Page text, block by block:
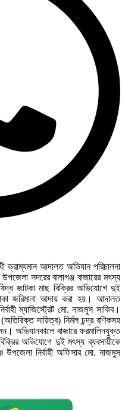
ভ্রাম্যমান আদালত অভিযান পরিচালনা
সদরের বালাগঞ্জ বাজারের মৎস্য
জাটকা মাছ বিক্রির অভিযোগে দুই
জরিমানা আদায় করা হয়। আদালত
ম্যাজিস্ট্রেট মো. নাজমুস সাকিব।
দায়িত্ব) নির্মল চন্দ্র বণিকসহ
অভিযানকালে বাজারে ফরমালিনযুক্ত
অভিযোগে দুই মৎস্য ব্যবসায়ীকে
উপজেলা নির্বাহী অফিসার মো. নাজমুস